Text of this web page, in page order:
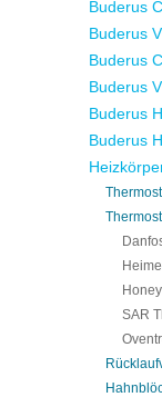
Buderus
Buderus
Buderus
Buderus
Buderus
Buderus
SAR